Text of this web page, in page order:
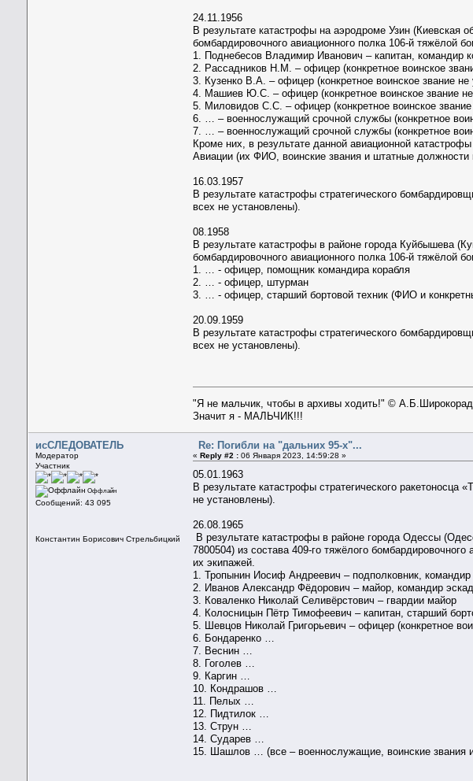
24.11.1956
В результате катастрофы на аэродроме Узин (Киевская
бомбардировочного авиационного полка 106-й тяжёлой
1. Поднебесов Владимир Иванович – капитан, командир
2. Рассадников Н.М. – офицер (конкретное воинское
3. Кузенко В.А. – офицер (конкретное воинское звание
4. Машиев Ю.С. – офицер (конкретное воинское звание
5. Миловидов С.С. – офицер (конкретное воинское
6. … – военнослужащий срочной службы (конкретное
7. … – военнослужащий срочной службы (конкретное
Кроме них, в результате данной авиационной
Авиации (их ФИО, воинские звания и штатные должности
16.03.1957
В результате катастрофы стратегического
всех не установлены).
08.1958
В результате катастрофы в районе города Куйбышева
бомбардировочного авиационного полка 106-й тяжёлой
1. … - офицер, помощник командира корабля
2. … - офицер, штурман
3. … - офицер, старший бортовой техник (ФИО и
20.09.1959
В результате катастрофы стратегического
всех не установлены).
"Я не мальчик, чтобы в архивы ходить!" © А.Б.Широкорад.
Значит я - МАЛЬЧИК!!!
исСЛЕДОВАТЕЛЬ
Модератор
Участник
Оффлайн
Сообщений: 43 095
Константин Борисович Стрельбицкий
Re: Погибли на "дальних 95-х"...
«Reply #2 : 06 Января 2023, 14:59:28 »
05.01.1963
В результате катастрофы стратегического
не установлены).
26.08.1965
В результате катастрофы в районе города Одессы
7800504) из состава 409-го тяжёлого
их экипажей.
1. Тропынин Иосиф Андреевич – подполковник,
2. Иванов Александр Фёдорович – майор, командир
3. Коваленко Николай Селивёрстович – гвардии майор
4. Колосницын Пётр Тимофеевич – капитан, старший
5. Шевцов Николай Григорьевич – офицер (конкретное
6. Бондаренко …
7. Веснин …
8. Гоголев …
9. Каргин …
10. Кондрашов …
11. Пелых …
12. Пидтилок …
13. Струн …
14. Сударев …
15. Шашлов … (все – военнослужащие, воинские звания